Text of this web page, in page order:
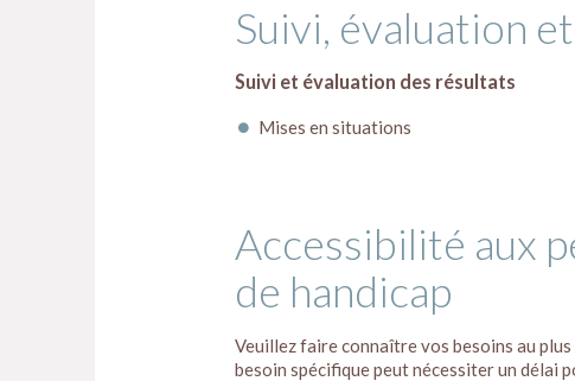
Suivi, évaluation
Suivi et évaluation des résultats
Mises en situations
Accessibilité aux
de handicap
Veuillez faire connaître vos besoins au
besoin spécifique peut nécessiter un délai